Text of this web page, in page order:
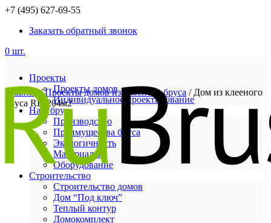
+7 (495) 627-69-55
Заказать обратный звонок
0 шт.
Проекты
Проекты домов
Индивидуальное проектирование
Наш брус
Производство
Преимущества бруса
Экологичность
Материалы
Оборудование
Строительство
Строительство домов
Дом “Под ключ”
Теплый контур
Домокомплект
Главная/Проекты домов из клееного бруса / Дом из клееного
бруса RB-204м2